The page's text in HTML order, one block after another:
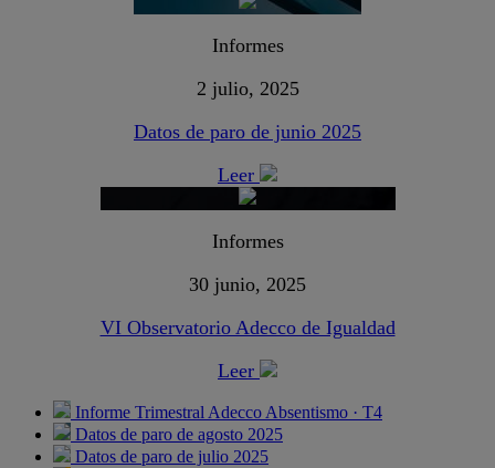
Informes
2 julio, 2025
Datos de paro de junio 2025
Leer
Informes
30 junio, 2025
VI Observatorio Adecco de Igualdad
Leer
Informe Trimestral Adecco Absentismo · T4
Datos de paro de agosto 2025
Datos de paro de julio 2025